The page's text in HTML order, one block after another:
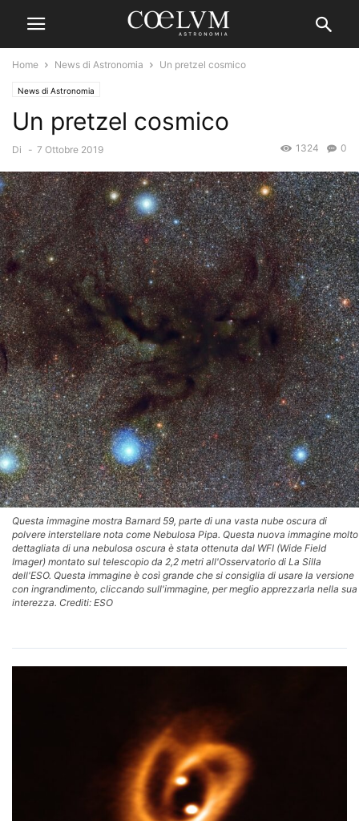
Home News di Astronomia Un pretzel cosmico
News di Astronomia
Un pretzel cosmico
Di - 7 Ottobre 2019 0
1324
Questa immagine mostra Barnard 59, parte di una vasta nube oscura di
polvere interstellare nota come Nebulosa Pipa. Questa nuova immagine molto
dettagliata di una nebulosa oscura è stata ottenuta dal WFI (Wide Field
Imager) montato sul telescopio da 2,2 metri all'Osservatorio di La Silla
dell'ESO. Questa immagine è così grande che si consiglia di usare la versione
con ingrandimento, cliccando sull'immagine, per meglio apprezzarla nella sua
interezza. Crediti: ESO